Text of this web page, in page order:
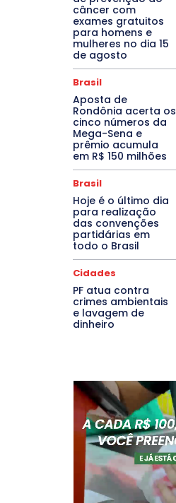
câncer com
exames gratuitos
para homens e
mulheres no dia 15
de agosto
Brasil
Aposta de
Rondônia acerta os
cinco números da
Mega-Sena e
prêmio acumula
em R$ 150 milhões
Brasil
Hoje é o último dia
para realização
das convenções
partidárias em
todo o Brasil
Cidades
PF atua contra
crimes ambientais
e lavagem de
dinheiro